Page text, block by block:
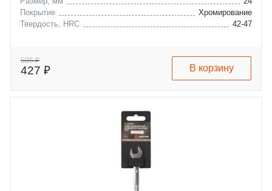
Покрытие
Хромирование
Твердость, HRC
42-47
505 ₽
427 ₽ В корзину